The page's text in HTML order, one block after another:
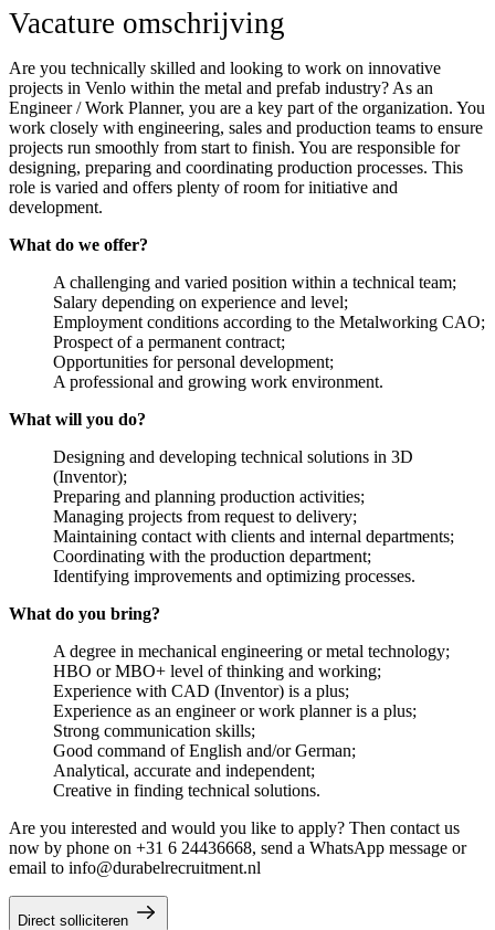
Vacature omschrijving
Are you technically skilled and looking to work on innovative
projects in Venlo within the metal and prefab industry? As an
Engineer / Work Planner, you are a key part of the organization. You
work closely with engineering, sales and production teams to ensure
projects run smoothly from start to finish. You are responsible for
designing, preparing and coordinating production processes. This
role is varied and offers plenty of room for initiative and
development.
What do we offer?
A challenging and varied position within a technical team;
Salary depending on experience and level;
Employment conditions according to the Metalworking CAO;
Prospect of a permanent contract;
Opportunities for personal development;
A professional and growing work environment.
What will you do?
Designing and developing technical solutions in 3D
(Inventor);
Preparing and planning production activities;
Managing projects from request to delivery;
Maintaining contact with clients and internal departments;
Coordinating with the production department;
Identifying improvements and optimizing processes.
What do you bring?
A degree in mechanical engineering or metal technology;
HBO or MBO+ level of thinking and working;
Experience with CAD (Inventor) is a plus;
Experience as an engineer or work planner is a plus;
Strong communication skills;
Good command of English and/or German;
Analytical, accurate and independent;
Creative in finding technical solutions.
Are you interested and would you like to apply? Then contact us
now by phone on +31 6 24436668, send a WhatsApp message or
email to info@durabelrecruitment.nl
Direct solliciteren